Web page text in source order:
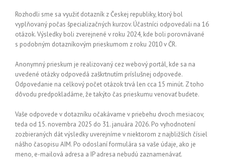
Rozhodli sme sa využiť dotazník z Českej republiky, ktorý bol
vyplňovaný počas špecializačných kurzov. Účastníci odpovedali na 16
otázok. Výsledky boli zverejnené v roku 2024, kde boli porovnávané
s podobným dotazníkovým prieskumom z roku 2010 v ČR.
Anonymný prieskum je realizovaný cez webový portál, kde sa na
uvedené otázky odpovedá zaškrtnutím príslušnej odpovede.
Odpovedanie na celkový počet otázok trvá len cca 15 minút. Z toho
dôvodu predpokladáme, že takýto čas prieskumu venovať budete.
Vaše odpovede v dotazníku očakávame v priebehu dvoch mesiacov,
teda od 15. novembra 2025 do 31. januára 2026. Po vyhodnotení
zozbieraných dát výsledky uverejníme v niektorom z najbližších čísiel
nášho časopisu AIM. Po odoslaní formulára sa vaše údaje, ako je
meno, e-mailová adresa a IP adresa nebudú zaznamenávať.